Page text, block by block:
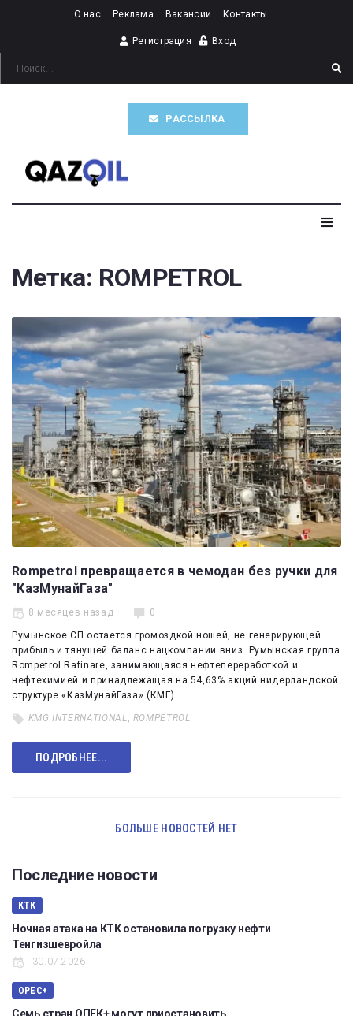
О нас Реклама Вакансии Контакты
Регистрация Вход
РАССЫЛКА
Эксперты
Спецпроекты
Котировки
Kazenergy
Метка: ROMPETROL
Rompetrol превращается в чемодан без ручки для
"КазМунайГаза"
8 месяцев назад 0
Румынское СП остается громоздкой ношей, не генерирующей
прибыль и тянущей баланс нацкомпании вниз. Румынская группа
Rompetrol Rafinare, занимающаяся нефтепереработкой и
нефтехимией и принадлежащая на 54,63% акций нидерландской
структуре «КазМунайГаза» (КМГ)…
KMG INTERNATIONAL, ROMPETROL
ПОДРОБНЕЕ...
БОЛЬШЕ НОВОСТЕЙ НЕТ
Последние новости
КТК
Ночная атака на КТК остановила погрузку нефти
Тенгизшевройла
30.07.2026
OPEC+